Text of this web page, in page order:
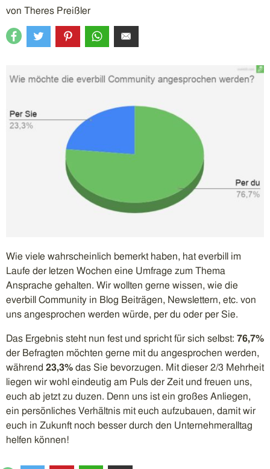
von Theres Preißler
Wie viele wahrscheinlich bemerkt haben, hat everbill im
Laufe der letzen Wochen eine Umfrage zum Thema
Ansprache gehalten. Wir wollten gerne wissen, wie die
everbill Community in Blog Beiträgen, Newslettern, etc. von
uns angesprochen werden würde, per du oder per Sie.
Das Ergebnis steht nun fest und spricht für sich selbst: 76,7%
der Befragten möchten gerne mit du angesprochen werden,
während 23,3% das Sie bevorzugen. Mit dieser 2/3 Mehrheit
liegen wir wohl eindeutig am Puls der Zeit und freuen uns,
euch ab jetzt zu duzen. Denn uns ist ein großes Anliegen,
ein persönliches Verhältnis mit euch aufzubauen, damit wir
euch in Zukunft noch besser durch den Unternehmeralltag
helfen können!